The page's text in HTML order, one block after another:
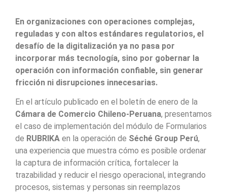
En organizaciones con operaciones complejas,
reguladas y con altos estándares regulatorios, el
desafío de la digitalización ya no pasa por
incorporar más tecnología, sino por gobernar la
operación con información confiable, sin generar
fricción ni disrupciones innecesarias.
En el artículo publicado en el boletín de enero de la
Cámara de Comercio Chileno-Peruana, presentamos
el caso de implementación del módulo de Formularios
de RUBRIKA en la operación de Séché Group Perú,
una experiencia que muestra cómo es posible ordenar
la captura de información crítica, fortalecer la
trazabilidad y reducir el riesgo operacional, integrando
procesos, sistemas y personas sin reemplazos